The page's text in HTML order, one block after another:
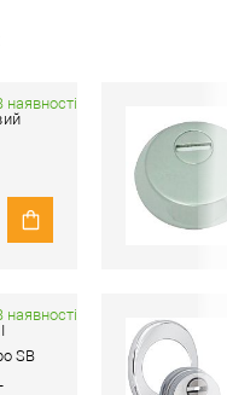
наявності
SB
наявності